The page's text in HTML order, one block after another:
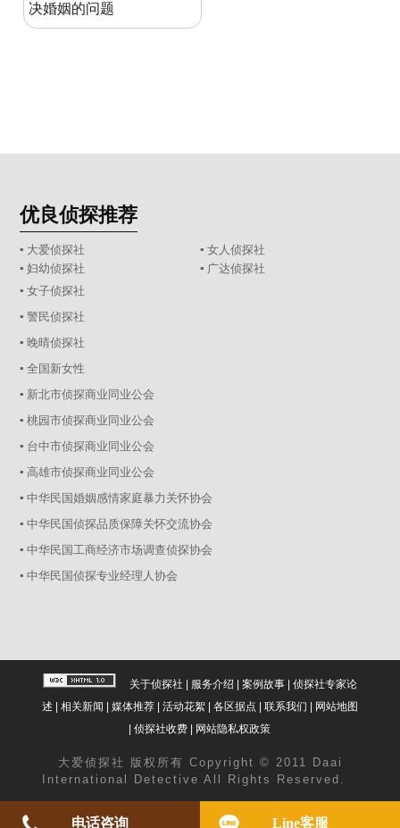
决婚姻的问题
优良侦探推荐
▪ 大爱侦探社
▪ 女人侦探社
▪ 妇幼侦探社
▪ 广达侦探社
▪ 女子侦探社
▪ 警民侦探社
▪ 晚晴侦探社
▪ 全国新女性
▪ 新北市侦探商业同业公会
▪ 桃园市侦探商业同业公会
▪ 台中市侦探商业同业公会
▪ 高雄市侦探商业同业公会
▪ 中华民国婚姻感情家庭暴力关怀协会
▪ 中华民国侦探品质保障关怀交流协会
▪ 中华民国工商经济市场调查侦探协会
▪ 中华民国侦探专业经理人协会
关于侦探社 服务介绍 案例故事| 侦探社专家论
述
相关新闻 媒体推荐| 活动花絮| 各区据点 联系我们
网站地图
|侦探社收费 网站隐私权政策
大爱 侦探社
版权所有 Copyright © 2011 Daai
International Detective All Rights Reserved.
电话咨询 Line客服